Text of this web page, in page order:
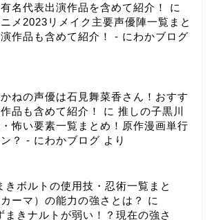
名代表出演作品を含めて紹介！
に
メ2023リメイク主要声優陣一覧まと
作品も含めて紹介！ - にわかブログ
ねの声優は石見舞菜香さん！おすす
品も含めて紹介！
に 推しの子黒川
怖い要素一覧まとめ！原作漫画単行
？ - にわかブログ より
きボルトの使用技・忍術一覧まと
ーマ）の能力の強さとは？
に
まきナルトが弱い！？現在の強さ